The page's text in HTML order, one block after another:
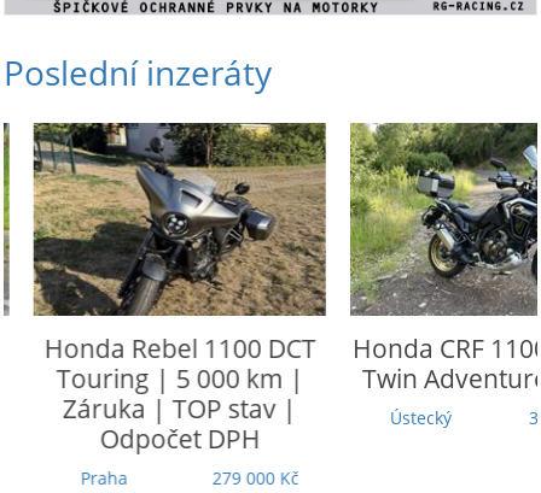
Poslední inzeráty
HondaRebel 1100 DCT
Touring | 5 000 km |
Záruka | TOP stav |
Odpočet DPH
Praha 279 000 Kč
HondaCRF 1100
Twin Adventure
Ústecký